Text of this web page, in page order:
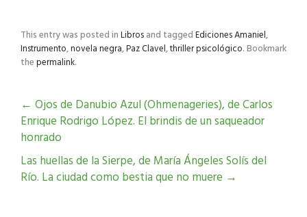
This entry was posted inLibrosand taggedEdiciones Amaniel,
Instrumento,novela negra,Paz Clavel,thriller psicológico. Bookmark
thepermalink.
← Ojos de Danubio Azul (Ohmenageries), de Carlos
Enrique Rodrigo López. El brindis de un saqueador
honrado
Las huellas de la Sierpe, de María Ángeles Solís del
Río. La ciudad como bestia que no muere →